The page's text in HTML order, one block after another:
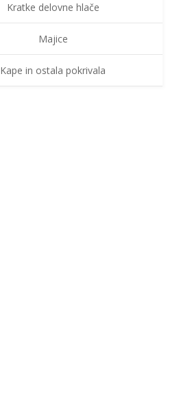
Kratke delovne hlače
Majice
Kape in ostala pokrivala